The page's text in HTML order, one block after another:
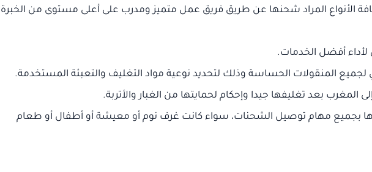
الأنواع المراد شحنها عن طريق فريق عمل متميز ومدرب على أعلى مستوى من الخبرة
لأداء أفضل الخدمات.
المنقولات الحساسة وذلك لتحديد نوعية مواد التغليف والتعبئة المستخدمة.
بعد تغليفها جيدا وإحكام لحمايتها من الغبار والأتربة.
بجميع مهام توصيل الشحنات، سواء كانت غرف نوم أو معيشة أو أطفال أو طعام